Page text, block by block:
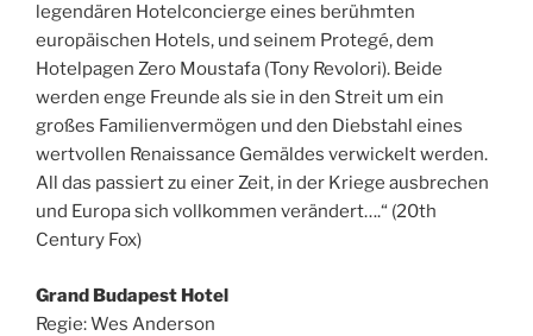
legendären Hotelconcierge eines berühmten
europäischen Hotels, und seinem Protegé, dem
Hotelpagen Zero Moustafa (Tony Revolori). Beide
werden enge Freunde als sie in den Streit um ein
großes Familienvermögen und den Diebstahl eines
wertvollen Renaissance Gemäldes verwickelt werden.
All das passiert zu einer Zeit, in der Kriege ausbrechen
und Europa sich vollkommen verändert….“ (20th
Century Fox)
Grand Budapest Hotel
Regie: Wes Anderson